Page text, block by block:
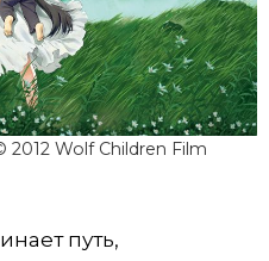
Wolf Children Film
путь,